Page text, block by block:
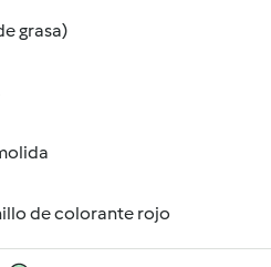
grasa)
de colorante rojo